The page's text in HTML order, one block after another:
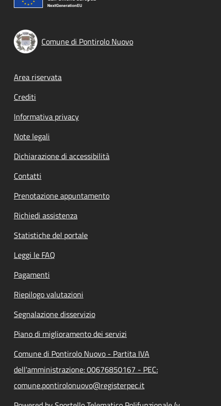
Comune di Pontirolo Nuovo
Footer menu
Area riservata
Crediti
Informativa privacy
Note legali
Dichiarazione di accessibilità
Contatti
Prenotazione appuntamento
Richiedi assistenza
Statistiche del portale
Leggi le FAQ
Pagamenti
Riepilogo valutazioni
Segnalazione disservizio
Piano di miglioramento dei servizi
Comune di Pontirolo Nuovo - Partita IVA
dell'amministrazione: 00676850167 - PEC:
comune.pontirolonuovo@registerpec.it